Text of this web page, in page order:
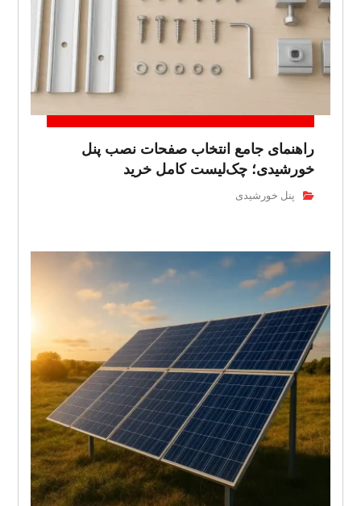
راهنمای جامع انتخاب صفحات نصب پنل
خورشیدی؛ چک‌لیست کامل خرید
پنل خورشیدی